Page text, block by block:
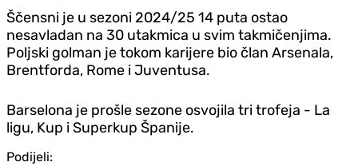
Ščensni je u sezoni 2024/25 14 puta ostao
nesavladan na 30 utakmica u svim takmičenjima.
Poljski golman je tokom karijere bio član Arsenala,
Brentforda, Rome i Juventusa.
Barselona je prošle sezone osvojila tri trofeja - La
ligu, Kup i Superkup Španije.
Podijeli: